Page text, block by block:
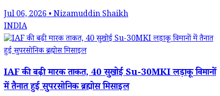
Jul 06, 2026 • Nizamuddin Shaikh
INDIA
IAF की बढ़ी मारक ताकत, 40 सुखोई Su-30MKI लड़ाकू विमानों
में तैनात हुई सुपरसोनिक ब्रह्मोस मिसाइल